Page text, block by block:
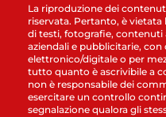
La riproduzione dei
riservata. Pertanto, è vietata
di testi, fotografie,
aziendali e pubblicitarie, con
elettronico/digitale o per
tutto quanto è ascrivibile a
non è responsabile dei
esercitare un controllo
segnalazione qualora gli